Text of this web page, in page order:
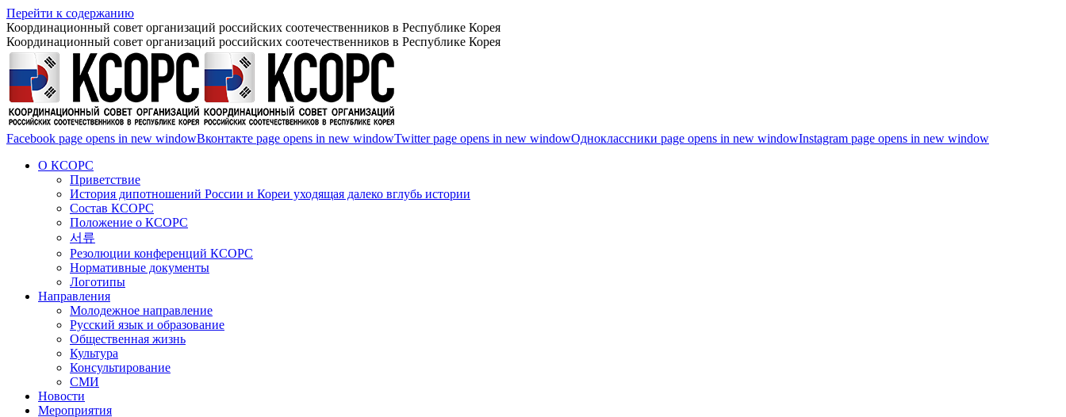
Перейти к содержанию
Координационный совет организаций российских соотечественников в Республике Корея
Координационный совет организаций российских соотечественников в Республике Корея
Facebook page opens in new windowВконтакте page opens in new windowTwitter page opens in new windowОдноклассники page opens in new windowInstagram page opens in new window
О КСОРС
Приветствие
История дипотношений России и Кореи уходящая далеко вглубь истории
Состав КСОРС
Положение о КСОРС
서류
Резолюции конференций КСОРС
Нормативные документы
Логотипы
Направления
Молодежное направление
Русский язык и образование
Общественная жизнь
Культура
Консультирование
СМИ
Новости
Мероприятия